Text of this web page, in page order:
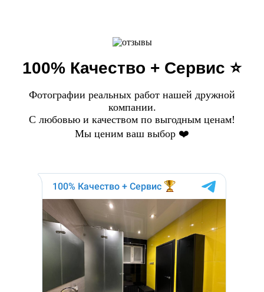
100% Качество + Сервис ⭐️
Фотографии реальных работ нашей дружной
компании.
С любовью и качеством по выгодным ценам!
Мы ценим ваш выбор ❤️